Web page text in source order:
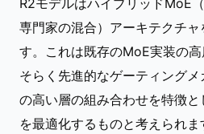
R2モデルはハイブリッドMoE
専門家の混合）アーキテクチ
す。これは既存のMoE実装の
そらく先進的なゲーティング
の高い層の組み合わせを特徴
を最適化するものと考えられま